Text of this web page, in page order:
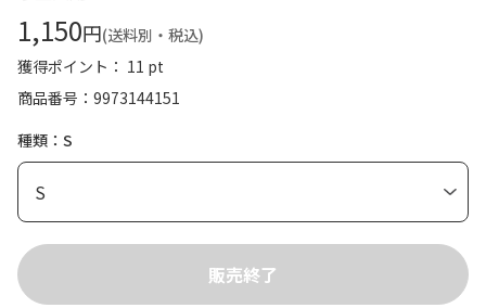
1,150円(送料別・税込)
獲得ポイント： 11 pt
商品番号
9973144151
種類：S